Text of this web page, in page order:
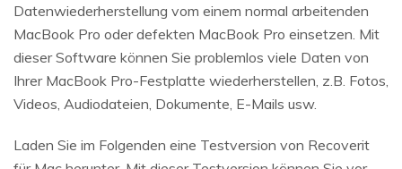
Datenwiederherstellung vom einem normal arbeitenden
MacBook Pro oder defekten MacBook Pro einsetzen. Mit
dieser Software können Sie problemlos viele Daten von
Ihrer MacBook Pro-Festplatte wiederherstellen, z.B. Fotos,
Videos, Audiodateien, Dokumente, E-Mails usw.
Laden Sie im Folgenden eine Testversion von Recoverit